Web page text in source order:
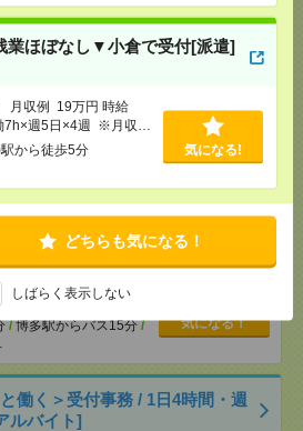
業ほぼなし▼小倉で受付[派遣]
月収例 19万円 時給
7h×週5日×4週 ※月収例
のではありません。※給
から徒歩5分 気になる!
どちらも気になる！
しばらく表示しない
勤時給1500円） ■月
務の場合）
もご相談ください
ノーフォーク広場駅
気になる！
入力＊エントリーシートのデ
日払いOK[派遣]
いOK
円/月）
/博多駅からバス15分/
気になる！
働く＞受付事務 / 1日4時間・週
ルバイト]